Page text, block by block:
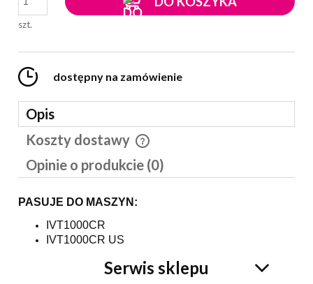
szt.
dostępny na zamówienie
Opis
Koszty dostawy
Cena nie zawiera ewentualnych kosztów płatności
Opinie o produkcie (0)
PASUJE DO MASZYN:
IVT1000CR
IVT1000CR US
Serwis sklepu